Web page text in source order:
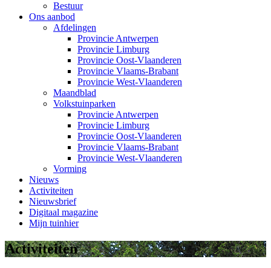
Bestuur
Ons aanbod
Afdelingen
Provincie Antwerpen
Provincie Limburg
Provincie Oost-Vlaanderen
Provincie Vlaams-Brabant
Provincie West-Vlaanderen
Maandblad
Volkstuinparken
Provincie Antwerpen
Provincie Limburg
Provincie Oost-Vlaanderen
Provincie Vlaams-Brabant
Provincie West-Vlaanderen
Vorming
Nieuws
Activiteiten
Nieuwsbrief
Digitaal magazine
Mijn tuinhier
Activiteiten